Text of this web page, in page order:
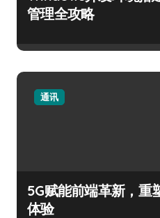
管理全攻略
通讯
5G赋能前端革新，重
体验